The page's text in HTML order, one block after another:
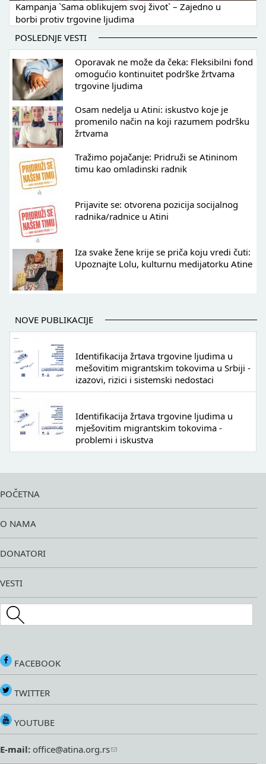
Kampanja `Sama oblikujem svoj život` – Zajedno u
borbi protiv trgovine ljudima
POSLEDNJE VESTI
Oporavak ne može da čeka: Fleksibilni fond
omogućio kontinuitet podrške žrtvama
trgovine ljudima
Osam nedelja u Atini: iskustvo koje je
promenilo način na koji razumem podršku
žrtvama
Tražimo pojačanje: Pridruži se Atininom
timu kao omladinski radnik
Prijavite se: otvorena pozicija socijalnog
radnika/radnice u Atini
Iza svake žene krije se priča koju vredi čuti:
Upoznajte Lolu, kulturnu medijatorku Atine
NOVE PUBLIKACIJE
Identifikacija žrtava trgovine ljudima u
mešovitim migrantskim tokovima u Srbiji -
izazovi, rizici i sistemski nedostaci
Identifikacija žrtava trgovine ljudima u
mješovitim migrantskim tokovima -
problemi i iskustva
POČETNA
O NAMA
DONATORI
VESTI
Search this site
FACEBOOK
TWITTER
YOUTUBE
E-mail: office@atina.org.rs